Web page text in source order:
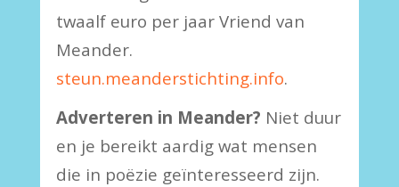
twaalf euro per jaar Vriend van
Meander.
steun.meanderstichting.info.
Adverteren in Meander? Niet duur
en je bereikt aardig wat mensen
die in poëzie geïnteresseerd zijn.